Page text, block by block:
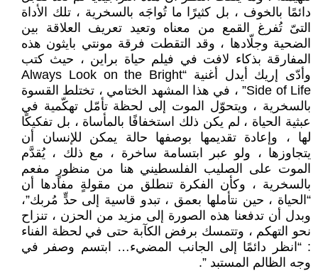
دائمًا بالخوف ، بل كثيرًا ما تُواجَه بالسخرية ، تلك الأداة
التىّ تُفرغ القمع من معناه وتعيد تعريف العلاقة بين
الضحية وجلّادها ، وقد التقطت فرقة مونتي بايثون هذه
المفارقة بذكاء لافت في فيلم حياة براين ، حيث كتب
وأدّى إريك أيدل أغنية “Always Look on the Bright
Side of Life” ، في هذا المشهد الختامي ، تختلط القسوة
بالسخرية ، ويتحوّل الموت إلى لحظة تأمّل تهكّمية في
عبثية الحياة ، لم يكن ذلك استخفافًا بالمأساة ، بل تفكيكًا
لها ، وإعادة تقديمها بوصفها حالة يمكن للإنسان أن
يتجاوزها ، ولو عبر ابتسامة ساخرة ، مع ذلك ، يُقدَّم
الموت على الصليب الفلسطيني هنا من منظورٍ مفعم
بالسخرية ، وكأن الفكرة تنطلق من مقولةٍ مفادها أن
“الحياة ، حين نتأملها بعمق ، تبدو قاسية إلى حدٍّ مُربك”،
وبدل أن تدفعنا هذه الصورة إلى مزيد من الحزن ، تنزاح
نحو التهكم ، وتتمسك برفض الكآبة حتى في لحظة الفناء
: “انظر دائمًا إلى الجانب المضيء… ابتسم وصفر في
وجه الظالم المستبد ”.